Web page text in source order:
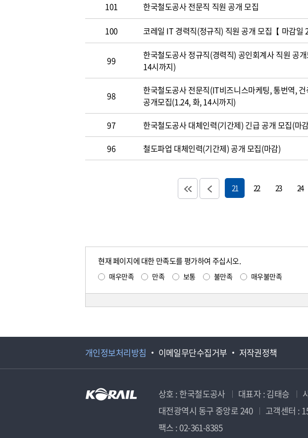
101 한국철도공사 전문직 직원 공개 모집
100 코레일 IT 경력직(정규직) 직원 공개 모집【 마감일
99
한국철도공사 정규직(경력직) 공인회계사 직원 공
14시까지)
98
한국철도공사 전문직(IT비즈니스마케팅, 통번역,
공개모집(1.24, 화, 14시까지)
97 한국철도공사 대체인력(기간제) 긴급 공개 모집(마
96
철도파업 대체인력(기간제) 공개 모집(마감)
21 22 23 24
현재 페이지에 대한 만족도를 평가하여 주십시오.
매우만족 만족 보통 불만족 매우불만족
개인정보처리방침 이메일무단수집거부 저작권정책
상호 : 한국철도공사 대표자 : 김태승
대전광역시 동구 중앙로 240
고객센터 :
팩스 : 02-361-8385